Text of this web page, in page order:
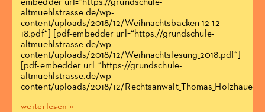
embedder url=“https://grundschule-
altmuehlstrasse.de/wp-
content/uploads/2018/12/Weihnachtsbacken-12-12-
18.pdf“] [pdf-embedder url=“https://grundschule-
altmuehlstrasse.de/wp-
content/uploads/2018/12/Weihnachtslesung_2018.pdf“]
[pdf-embedder url=“https://grundschule-
altmuehlstrasse.de/wp-
content/uploads/2018/12/
weiterlesen »